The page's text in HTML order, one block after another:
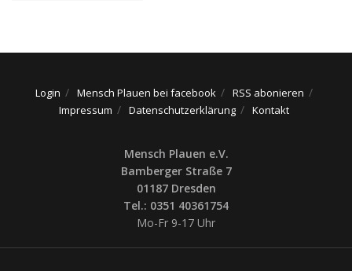
Login Mensch Plauen bei facebook
RSS abonieren
Impressum
Datenschutzerklärung Kontakt
Mensch Plauen e.V.
Bamberger Straße 7
01187 Dresden
Tel.: 0351 40361754
Mo-Fr 9-17 Uhr